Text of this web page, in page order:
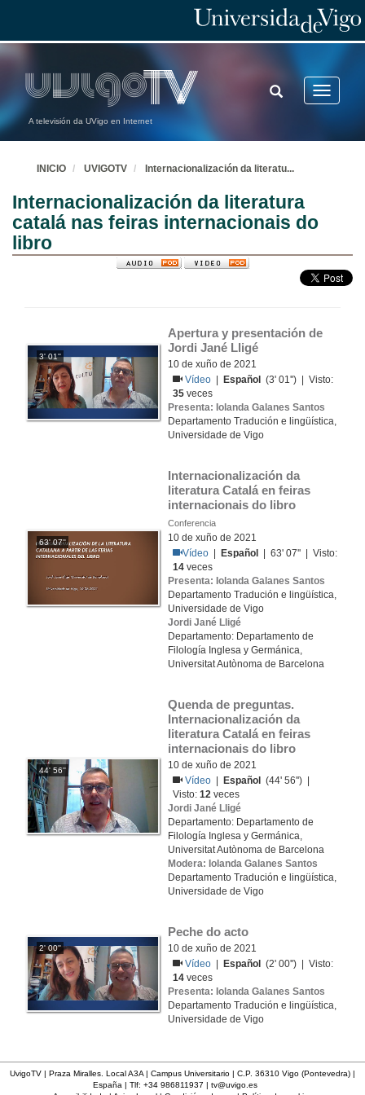
A televisión da UVigo en Internet
Toggle
TOGGLE
SEARCH
INICIO UVIGOTV Internacionalización da literatu...
Internacionalización da literatura
catalá nas feiras internacionais do
libro
3' 01''
Apertura y presentación de
Jordi Jané Lligé
10 de xuño de 2021
Vídeo
Español
(3' 01'') | Visto:
35 veces
Presenta: Iolanda Galanes Santos
Departamento Tradución e lingüística,
Universidade de Vigo
63' 07''
Internacionalización da
literatura Catalá en feiras
internacionais do libro
Conferencia
10 de xuño de 2021
Vídeo
Español
| 63' 07'' | Visto:
14 veces
Presenta: Iolanda Galanes Santos
Departamento Tradución e lingüística,
Universidade de Vigo
Jordi Jané Lligé
Departamento: Departamento de
Filología Inglesa y Germánica,
Universitat Autònoma de Barcelona
44' 56''
Quenda de preguntas.
Internacionalización da
literatura Catalá en feiras
internacionais do libro
10 de xuño de 2021
Vídeo
Español
(44' 56'') |
Visto:12 veces
Jordi Jané Lligé
Departamento: Departamento de
Filología Inglesa y Germánica,
Universitat Autònoma de Barcelona
Modera: Iolanda Galanes Santos
Departamento Tradución e lingüística,
Universidade de Vigo
2' 00''
Peche do acto
10 de xuño de 2021
Vídeo
Español
(2' 00'') | Visto:
14 veces
Presenta: Iolanda Galanes Santos
Departamento Tradución e lingüística,
Universidade de Vigo
UvigoTV | Praza Miralles. Local A3A | Campus Universitario | C.P. 36310 Vigo (Pontevedra) |
España | Tlf: +34 986811937 | tv@uvigo.es